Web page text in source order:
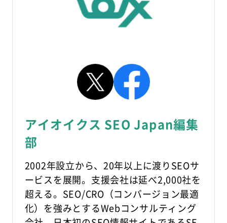
アイオイクス SEO Japan編集
部
2002年設立から、20年以上に渡りSEOサ
ービスを展開。支援会社は延べ2,000社を
超える。SEO/CRO（コンバージョン最適
化）を強みとするWebコンサルティング